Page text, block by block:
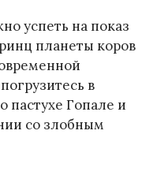
успеть на показ
планеты коров
в
пастухе Гопале и
со злобным